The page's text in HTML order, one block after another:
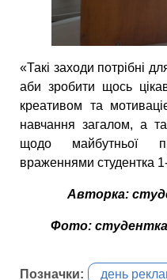
«Такі заходи потрібні
аби зробити щось
креативом та
навчання загалом, а
щодо майбутньої
враженнями студентка
Авторка:
Фото: студентка
Позначки: день